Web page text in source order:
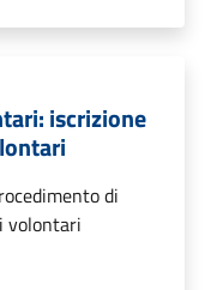
iscrizione
di
volontari